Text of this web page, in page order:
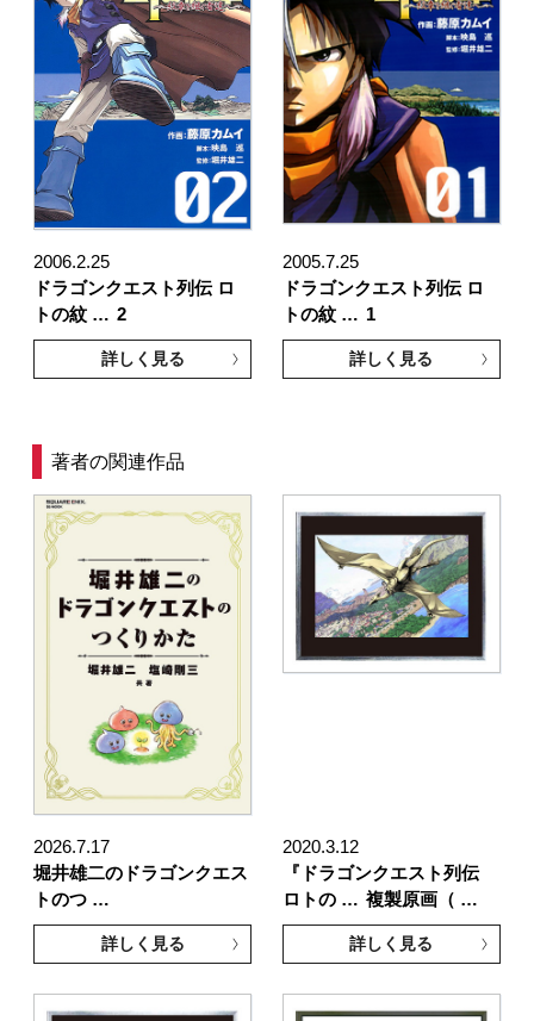
2006.2.25
ドラゴンクエスト列伝 ロ
トの紋 … 2
詳しく見る
2005.7.25
ドラゴンクエスト列伝 ロ
トの紋 … 1
詳しく見る
著者の関連作品
2026.7.17
堀井雄二のドラゴンクエス
トのつ …
詳しく見る
2020.3.12
『ドラゴンクエスト列伝
ロトの … 複製原画（ …
詳しく見る